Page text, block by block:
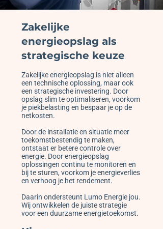
Zakelijke
energieopslag als
strategische keuze
Zakelijke energieopslag is niet alleen
een technische oplossing, maar ook
een strategische investering. Door
opslag slim te optimaliseren, voorkom
je piekbelasting en bespaar je op de
netkosten.
Door de installatie en situatie meer
toekomstbestendig te maken,
ontstaat er betere controle over
energie. Door energieopslag
oplossingen continu te monitoren en
bij te sturen, voorkom je energieverlies
en verhoog je het rendement.
Daarin ondersteunt Lumo Energie jou.
Wij ontwikkelen de juiste strategie
voor een duurzame energietoekomst.